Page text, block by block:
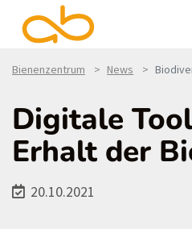
Bienenzentrum News
Digitale
Erhalt der
20.10.2021